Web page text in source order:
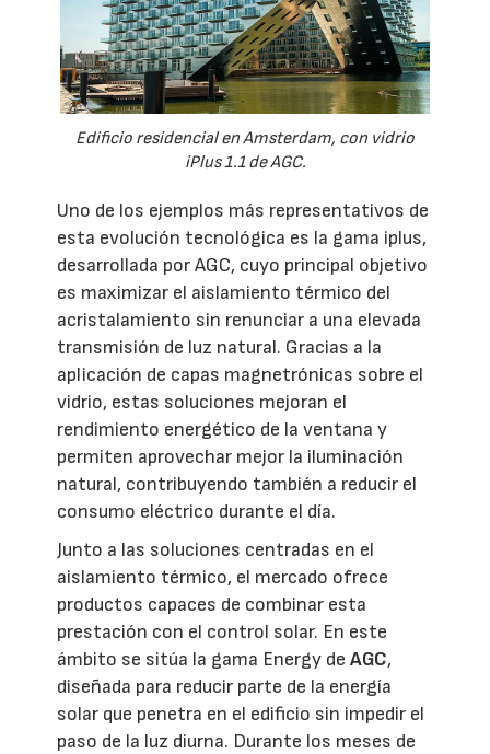
Edificio residencial en Amsterdam, con vidrio
iPlus 1.1 de AGC.
Uno de los ejemplos más representativos de
esta evolución tecnológica es la gama iplus,
desarrollada por AGC, cuyo principal objetivo
es maximizar el aislamiento térmico del
acristalamiento sin renunciar a una elevada
transmisión de luz natural. Gracias a la
aplicación de capas magnetrónicas sobre el
vidrio, estas soluciones mejoran el
rendimiento energético de la ventana y
permiten aprovechar mejor la iluminación
natural, contribuyendo también a reducir el
consumo eléctrico durante el día.
Junto a las soluciones centradas en el
aislamiento térmico, el mercado ofrece
productos capaces de combinar esta
prestación con el control solar. En este
ámbito se sitúa la gama Energy de AGC,
diseñada para reducir parte de la energía
solar que penetra en el edificio sin impedir el
paso de la luz diurna. Durante los meses de